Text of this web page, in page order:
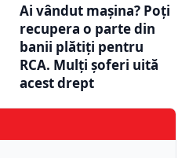
Ai vândut mașina? Poți
recupera o parte din
banii plătiți pentru
RCA. Mulți șoferi uită
acest drept